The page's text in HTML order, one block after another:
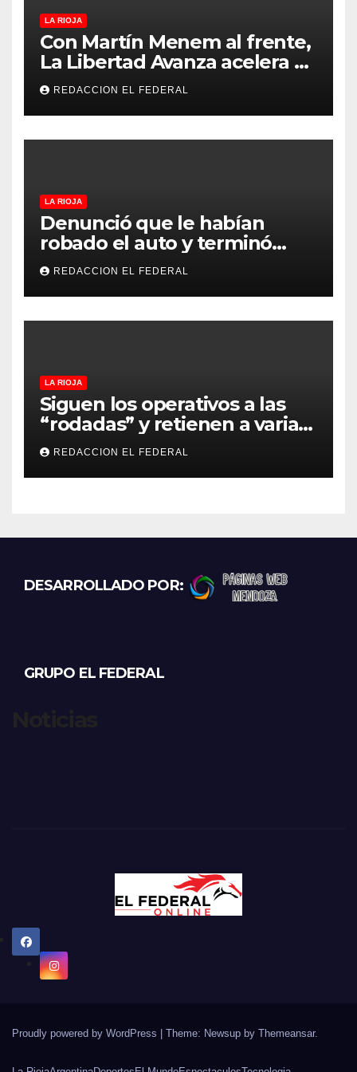
LA RIOJA
Con Martín Menem al frente,
La Libertad Avanza acelera su
despliegue en La Rioja y
desembarcó en Aimogasta
REDACCION EL FEDERAL
LA RIOJA
Denunció que le habían
robado el auto y terminó
confesando que su hermano
lo empeñó por drogas
REDACCION EL FEDERAL
LA RIOJA
Siguen los operativos a las
“rodadas” y retienen a varias
motocicletas
REDACCION EL FEDERAL
DESARROLLADO POR:
GRUPO EL FEDERAL
Proudly powered by WordPress | Theme: Newsup by Themeansar.